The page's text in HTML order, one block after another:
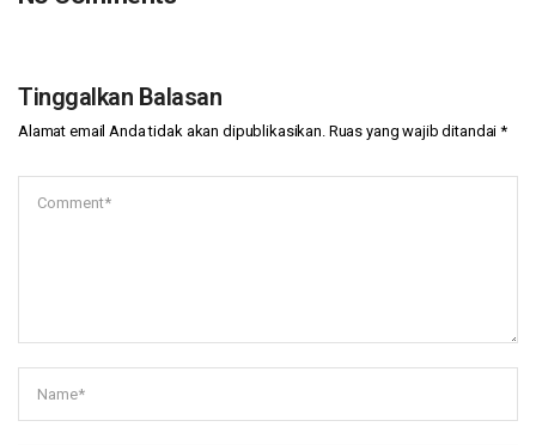
Tinggalkan Balasan
Alamat email Anda tidak akan dipublikasikan. Ruas yang wajib ditandai*